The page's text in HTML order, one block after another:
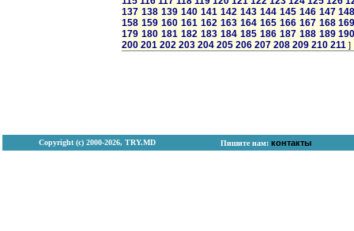
137 138 139 140 141 142 143 144 145 146 147
158 159 160 161 162 163 164 165 166 167 168
179 180 181 182 183 184 185 186 187 188 189
200 201 202 203 204 205 206 207 208 209 210 211 ]
Copyright (с) 2000-2026, TRY.MD Пишите нам: контакты